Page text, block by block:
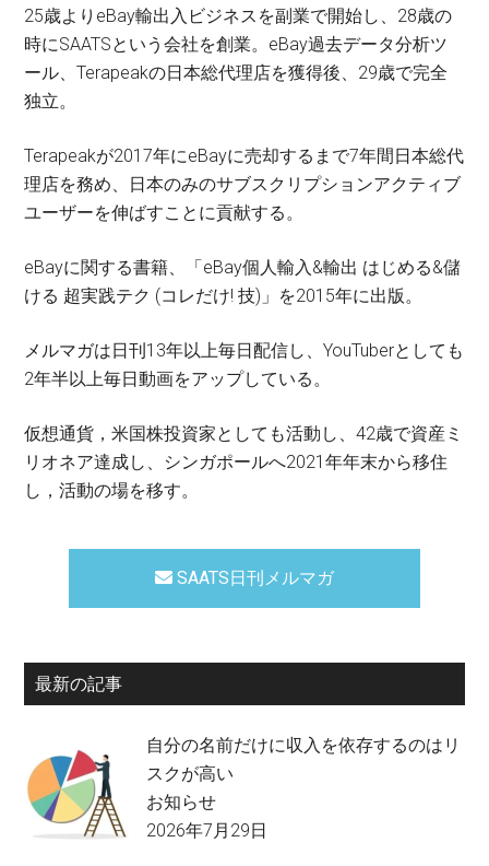
25歳よりeBay輸出入ビジネスを副業で開始し、28歳の
時にSAATSという会社を創業。eBay過去データ分析ツ
ール、Terapeakの日本総代理店を獲得後、29歳で完全
独立。
Terapeakが2017年にeBayに売却するまで7年間日本総代
理店を務め、日本のみのサブスクリプションアクティブ
ユーザーを伸ばすことに貢献する。
eBayに関する書籍、「eBay個人輸入&輸出 はじめる&儲
ける 超実践テク (コレだけ! 技)」を2015年に出版。
メルマガは日刊13年以上毎日配信し、YouTuberとしても
2年半以上毎日動画をアップしている。
仮想通貨，米国株投資家としても活動し、42歳で資産ミ
リオネア達成し、シンガポールへ2021年年末から移住
し，活動の場を移す。
SAATS日刊メルマガ
最新の記事
自分の名前だけに収入を依存するのはリ
スクが高い
お知らせ
2026年7月29日